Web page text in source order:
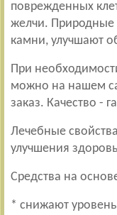
поврежденных
желчи. Природные
камни, улучшают
При
можно на нашем
заказ. Качество -
Лечебные
улучшения
Средства на
* снижают уровень